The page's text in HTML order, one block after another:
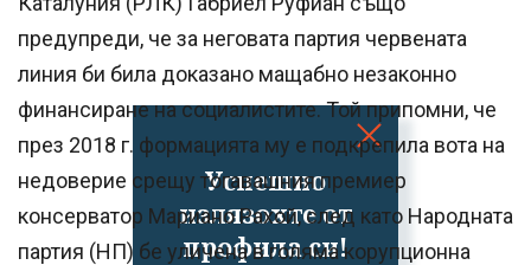
Успешно
излязохте от
профила си!
предупреди, че за неговата партия червената
линия би била доказано мащабно незаконно
финансиране на социалистите. Той припомни, че
през 2018 г. формацията му е подкрепила вота на
недоверие срещу тогавашния премиер
консерватор Мариано Рахой, след като Народната
партия (НП) бе уличена в голяма корупционна